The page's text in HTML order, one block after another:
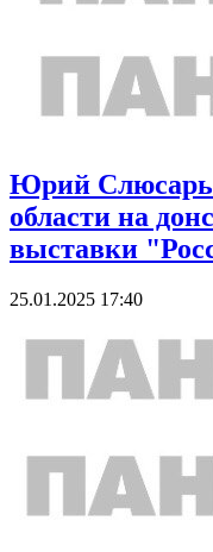
Юрий Слюсарь
области на
выставки
25.01.2025 17:40